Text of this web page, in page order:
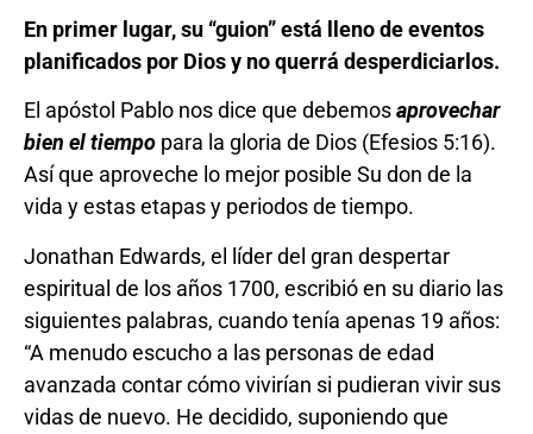
En primer lugar, su “guion” está lleno de eventos
planificados por Dios y no querrá desperdiciarlos.
El apóstol Pablo nos dice que debemosaprovechar
bien el tiempo para la gloria de Dios (Efesios 5:16).
Así que aproveche lo mejor posible Su don de la
vida y estas etapas y periodos de tiempo.
Jonathan Edwards, el líder del gran despertar
espiritual de los años 1700, escribió en su diario las
siguientes palabras, cuando tenía apenas 19 años:
“A menudo escucho a las personas de edad
avanzada contar cómo vivirían si pudieran vivir sus
vidas de nuevo. He decidido, suponiendo que